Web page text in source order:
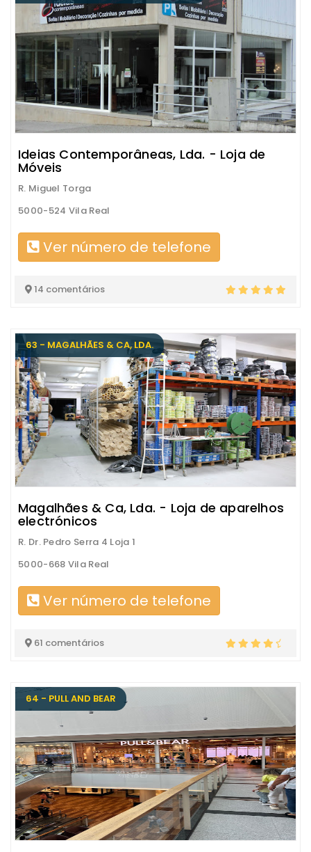
Ideias Contemporâneas, Lda. - Loja de
Móveis
R. Miguel Torga
5000-524 Vila Real
Ver número de telefone
14 comentários
63 - MAGALHÃES & CA, LDA.
Magalhães & Ca, Lda. - Loja de aparelhos
electrónicos
R. Dr. Pedro Serra 4 Loja 1
5000-668 Vila Real
Ver número de telefone
61 comentários
64 - PULL AND BEAR